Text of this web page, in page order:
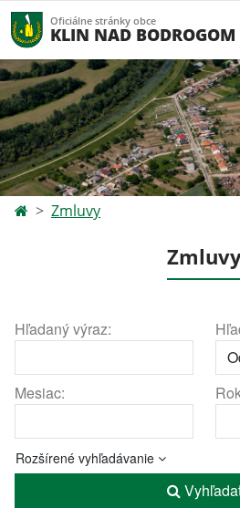
Oficiálne stránky obce
KLIN NAD BODROGOM
Zmluvy
Hľadaný výraz:
Mesiac:
Rozšírené vyhľadávanie